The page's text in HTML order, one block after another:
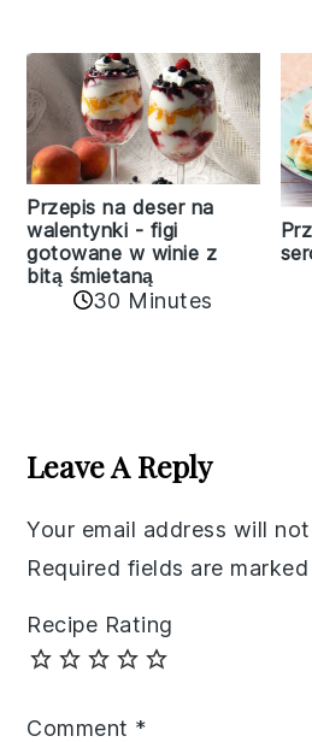
Przepis na deser na
walentynki - figi
gotowane w winie z
bitą śmietaną
30 Minutes
Interactions
Leave A Reply
Your email address will
Required fields are marked
Recipe Rating
Comment *